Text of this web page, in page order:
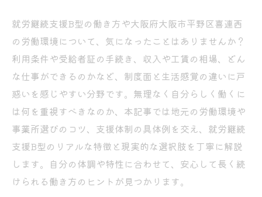
就労継続支援B型の働き方や大阪府大阪市平野区喜連西
の労働環境について、気になったことはありませんか？
利用条件や受給者証の手続き、収入や工賃の相場、どん
な仕事ができるのかなど、制度面と生活感覚の違いに戸
惑いを感じやすい分野です。無理なく自分らしく働くに
は何を重視すべきなのか、本記事では地元の労働環境や
事業所選びのコツ、支援体制の具体例を交え、就労継続
支援B型のリアルな特徴と現実的な選択肢を丁寧に解説
します。自分の体調や特性に合わせて、安心して長く続
けられる働き方のヒントが見つかります。